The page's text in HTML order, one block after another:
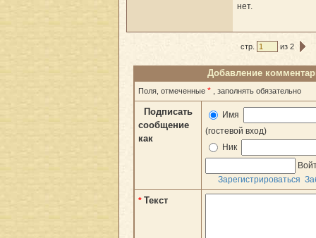
нет.
стр. из 2
Добавление
Поля, отмеченные * , заполнять обязательно
Подписать
сообщение
как
Имя
(гостевой вход)
Ник
Зарегистрироваться
* Текст